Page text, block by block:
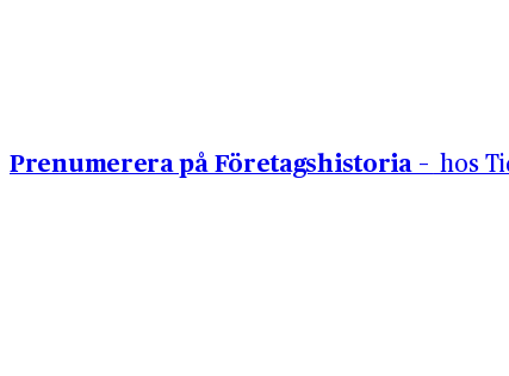
Prenumerera på Företagshistoria – hos